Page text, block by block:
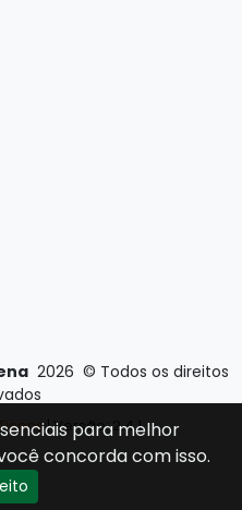
2026 © Todos os direitos
| Versão: 2.4.1
para melhor
concorda com isso.